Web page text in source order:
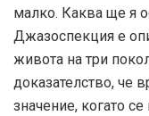
малко. Каква ще я
Джазоспекция е
живота на три
доказателство, че
значение, когато